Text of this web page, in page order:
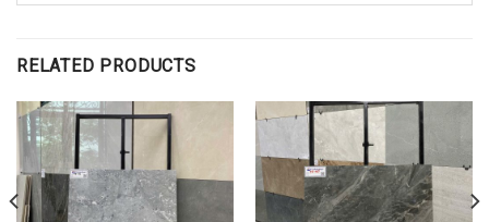
RELATED PRODUCTS